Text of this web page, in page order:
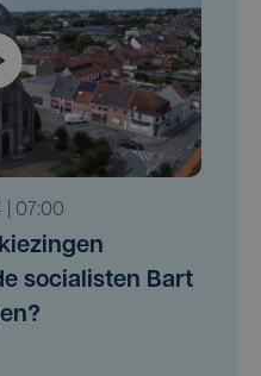
| 07:00
socialisten Bart